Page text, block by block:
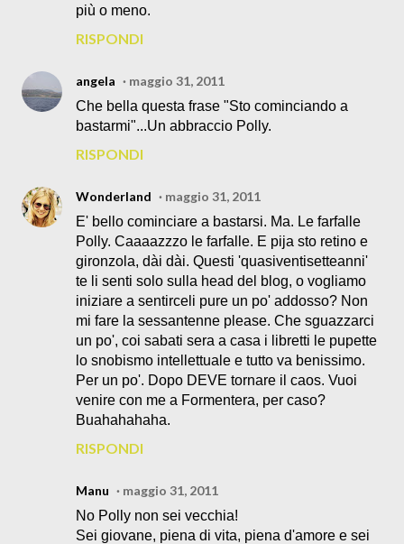
più o meno.
RISPONDI
angela
maggio 31, 2011
Che bella questa frase "Sto cominciando a
bastarmi"...Un abbraccio Polly.
RISPONDI
Wonderland
maggio 31, 2011
E' bello cominciare a bastarsi. Ma. Le farfalle
Polly. Caaaazzzo le farfalle. E pija sto retino e
gironzola, dài dài. Questi 'quasiventisetteanni'
te li senti solo sulla head del blog, o vogliamo
iniziare a sentirceli pure un po' addosso? Non
mi fare la sessantenne please. Che sguazzarci
un po', coi sabati sera a casa i libretti le pupette
lo snobismo intellettuale e tutto va benissimo.
Per un po'. Dopo DEVE tornare il caos. Vuoi
venire con me a Formentera, per caso?
Buahahahaha.
RISPONDI
Manu
maggio 31, 2011
No Polly non sei vecchia!
Sei giovane, piena di vita, piena d'amore e sei